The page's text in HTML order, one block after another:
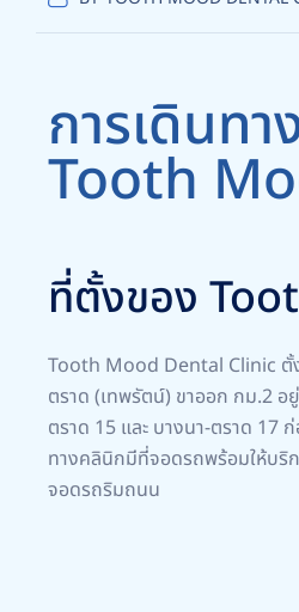
การเดินทา
Tooth
ที่ตั้งของ
Tooth Mood Dental Clinic ตั้
ตราด (เทพรัตน์) ขาออก กม.2 อ
ตราด 15 และ บางนา-ตราด 17
ทางคลินิกมีที่จอดรถพร้อมให้บริ
จอดรถริมถนน